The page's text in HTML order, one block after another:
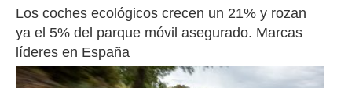
Los coches ecológicos crecen un 21% y rozan
ya el 5% del parque móvil asegurado. Marcas
líderes en España